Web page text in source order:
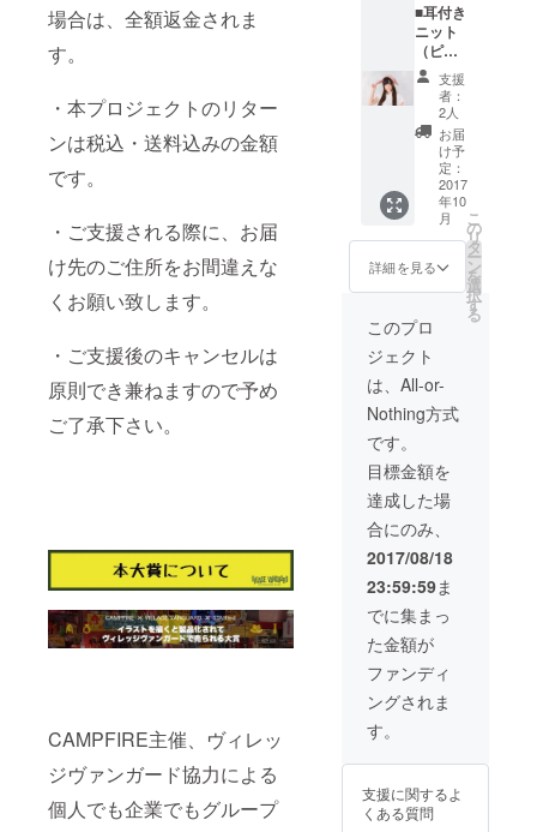
場合は、全額返金されま
す。
・本プロジェクトのリター
ンは税込・送料込みの金額
です。
・ご支援される際に、お届
け先のご住所をお間違えな
くお願い致します。
・ご支援後のキャンセルは
原則でき兼ねますので予め
ご了承下さい。
CAMPFIRE主催、ヴィレッ
ジヴァンガード協⼒による
個⼈でも企業でもグループ
■耳付き
ニット
（ピン
ク） 1
着 一般
販売価
格は
5,500円
（税
込）を
予定し
ている
ためお
得で
す！
支援
者：
2人
お届
け予
定：
2017
年10
月
詳細を見る
こ
の
リ
タ
ー
ン
を
選
択
す
る
このプロ
ジェクト
は、All-or-
Nothing方式
です。
目標金額を
達成した場
合にのみ、
2017/08/18
23:59:59ま
でに集まっ
た金額が
ファンディ
ングされま
す。
支援に関するよ
くある質問